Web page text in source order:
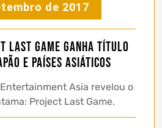
de 2017
Last Game ganha título
e países asiáticos
Asia revelou o
Project Last Game.